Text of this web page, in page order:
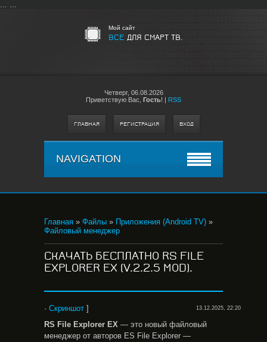
... ...
Мой сайт
ВСЕ ДЛЯ СМАРТ ТВ.
Четверг, 06.08.2026
Приветствую Вас Гость! | RSS
ГЛАВНАЯ РЕГИСТРАЦИЯ ВХОД
NAVIGATION
Главная » Файлы » Приложения (Android TV) »
Файловый менеджер
СКАЧАТЬ БЕСПЛАТНО RS FILE
EXPLORER EX (V.2.2.5 MOD).
· Скриншот ] 13.12.2025, 22:20
RS File Explorer EX — это новый файловый
менеджер от авторов ES File Explorer —